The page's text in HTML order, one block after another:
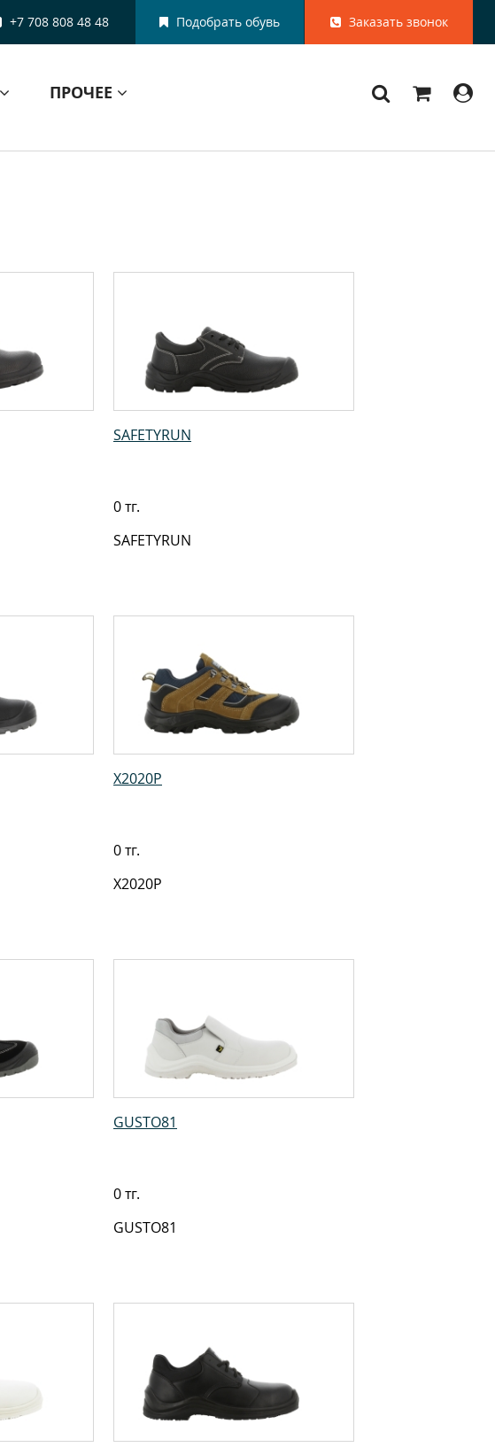
Заказать звонок
Подобрать обувь
+7 708 808 48 48
ПРОЧЕЕ
SAFETYRUN
0 тг.
SAFETYRUN
X2020P
0 тг.
X2020P
GUSTO81
0 тг.
GUSTO81